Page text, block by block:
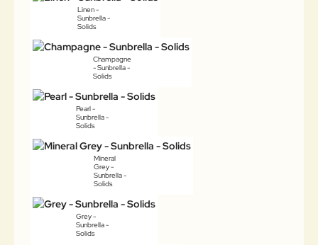
Linen -
Sunbrella -
Solids
Champagne
- Sunbrella -
Solids
Pearl -
Sunbrella -
Solids
Mineral
Grey -
Sunbrella -
Solids
Grey -
Sunbrella -
Solids